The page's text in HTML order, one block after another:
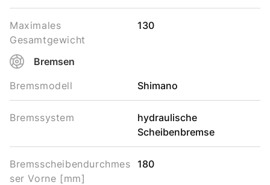
Maximales
Gesamtgewicht
130
Bremsen
Bremsmodell
Shimano
Bremssystem
hydraulische
Scheibenbremse
Bremsscheibendurchmes
ser Vorne [mm]
180